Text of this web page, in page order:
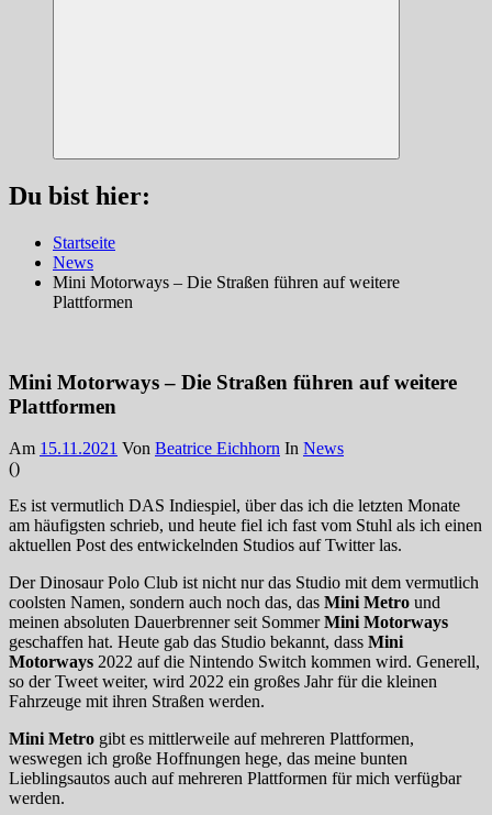
Suchen
Du bist hier:
Startseite
News
Mini Motorways – Die Straßen führen auf weitere
Plattformen
Mini Motorways – Die Straßen führen auf weitere
Plattformen
Am 15.11.2021 Von Beatrice Eichhorn In News
()
Es ist vermutlich DAS Indiespiel, über das ich die letzten Monate
am häufigsten schrieb, und heute fiel ich fast vom Stuhl als ich einen
aktuellen Post des entwickelnden Studios auf Twitter las.
Der Dinosaur Polo Club ist nicht nur das Studio mit dem vermutlich
coolsten Namen, sondern auch noch das, das Mini Metro und
meinen absoluten Dauerbrenner seit SommerMini Motorways
geschaffen hat. Heute gab das Studio bekannt, dass Mini
Motorways 2022 auf die Nintendo Switch kommen wird. Generell,
so der Tweet weiter, wird 2022 ein großes Jahr für die kleinen
Fahrzeuge mit ihren Straßen werden.
Mini Metro gibt es mittlerweile auf mehreren Plattformen,
weswegen ich große Hoffnungen hege, das meine bunten
Lieblingsautos auch auf mehreren Plattformen für mich verfügbar
werden.